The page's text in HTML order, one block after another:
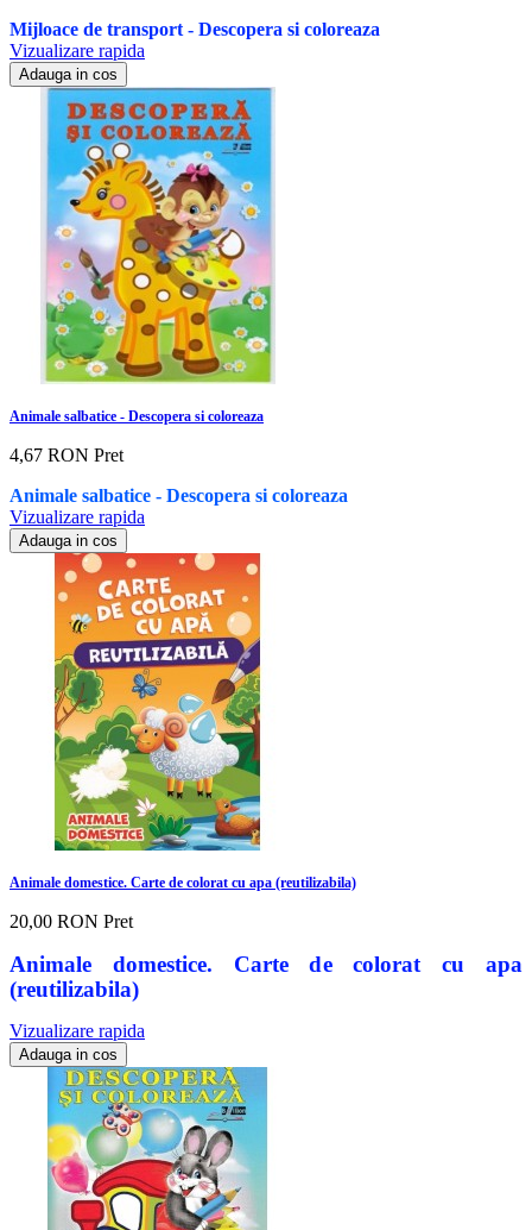
Mijloace de transport - Descopera si coloreaza
Vizualizare rapida
Adauga in cos
Animale salbatice - Descopera si coloreaza
4,67 RON Pret
Animale salbatice - Descopera si coloreaza
Vizualizare rapida
Adauga in cos
Animale domestice. Carte de colorat cu apa (reutilizabila)
20,00 RON Pret
Animale domestice. Carte de colorat cu apa
(reutilizabila)
Vizualizare rapida
Adauga in cos